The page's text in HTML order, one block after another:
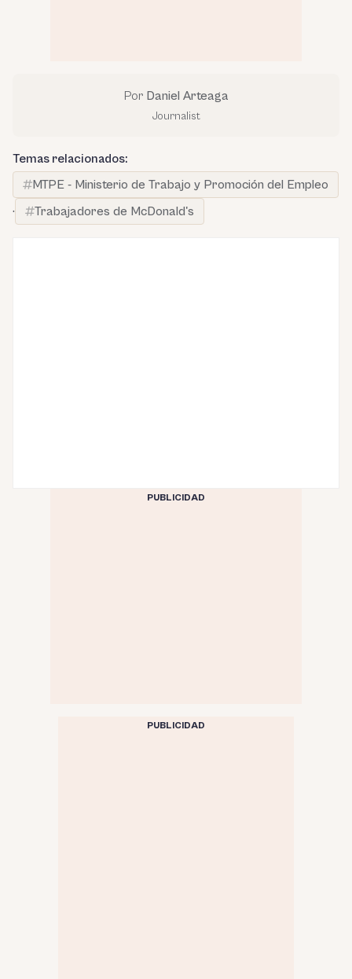
Por Daniel Arteaga
Journalist
Temas relacionados:
MTPE - Ministerio de Trabajo y Promoción del Empleo
·
Trabajadores de McDonald's
PUBLICIDAD
PUBLICIDAD